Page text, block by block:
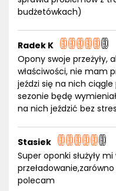
budżetówkach)
Radek K
Opony swoje przeżyły,
właściwości, nie mam
jeździ się na nich
sezonie będę
na nich jeździć bez
Stasiek
Super oponki służyły
polecam